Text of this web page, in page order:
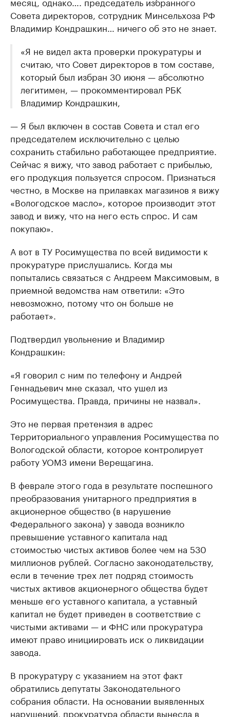
Совета директоров, сотрудник Минсельхоза РФ
Владимир Кондрашкин… ничего об это не знает.
«Я не видел акта проверки прокуратуры и
считаю, что Совет директоров в том составе,
который был избран 30 июня — абсолютно
легитимен, — прокомментировал РБК
Владимир Кондрашкин,
— Я был включен в состав Совета и стал его
председателем исключительно с целью
сохранить стабильно работающее предприятие.
Сейчас я вижу, что завод работает с прибылью,
его продукция пользуется спросом. Признаться
честно, в Москве на прилавках магазинов я вижу
«Вологодское масло», которое производит этот
завод и вижу, что на него есть спрос. И сам
покупаю».
А вот в ТУ Росимущества по всей видимости к
прокуратуре прислушались. Когда мы
попытались связаться с Андреем Максимовым, в
приемной ведомства нам ответили: «Это
невозможно, потому что он больше не
работает».
Подтвердил увольнение и Владимир
Кондрашкин:
«Я говорил с ним по телефону и Андрей
Геннадьевич мне сказал, что ушел из
Росимущества. Правда, причины не назвал».
Это не первая претензия в адрес
Территориального управления Росимущества по
Вологодской области, которое контролирует
работу УОМЗ имени Верещагина.
В феврале этого года в результате поспешного
преобразования унитарного предприятия в
акционерное общество (в нарушение
Федерального закона) у завода возникло
превышение уставного капитала над
стоимостью чистых активов более чем на 530
миллионов рублей. Согласно законодательству,
если в течение трех лет подряд стоимость
чистых активов акционерного общества будет
меньше его уставного капитала, а уставный
капитал не будет приведен в соответствие с
чистыми активами — и ФНС или прокуратура
имеют право инициировать иск о ликвидации
завода.
В прокуратуру с указанием на этот факт
обратились депутаты Законодательного
собрания области. На основании выявленных
нарушений, прокуратура области вынесла в